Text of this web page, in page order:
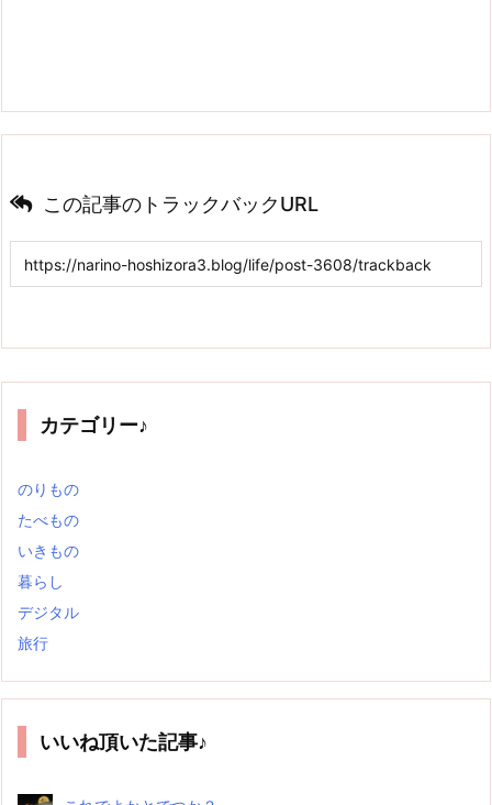
この記事のトラックバックURL
カテゴリー♪
のりもの
たべもの
いきもの
暮らし
デジタル
旅行
いいね頂いた記事♪